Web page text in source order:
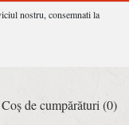
nostru, consemnati la
Coș de cumpărături (0)